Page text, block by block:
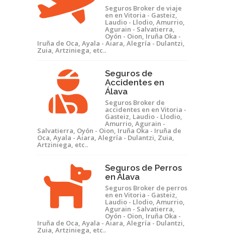
Seguros Broker de viaje
en en Vitoria - Gasteiz,
Laudio - Llodio, Amurrio,
Agurain - Salvatierra,
Oyón - Oion, Iruña Oka -
Iruña de Oca, Ayala - Aiara, Alegría - Dulantzi,
Zuia, Artziniega, etc..
Seguros de
Accidentes en
Álava
Seguros Broker de
accidentes en en Vitoria -
Gasteiz, Laudio - Llodio,
Amurrio, Agurain -
Salvatierra, Oyón - Oion, Iruña Oka - Iruña de
Oca, Ayala - Aiara, Alegría - Dulantzi, Zuia,
Artziniega, etc..
Seguros de Perros
en Álava
Seguros Broker de perros
en en Vitoria - Gasteiz,
Laudio - Llodio, Amurrio,
Agurain - Salvatierra,
Oyón - Oion, Iruña Oka -
Iruña de Oca, Ayala - Aiara, Alegría - Dulantzi,
Zuia, Artziniega, etc..